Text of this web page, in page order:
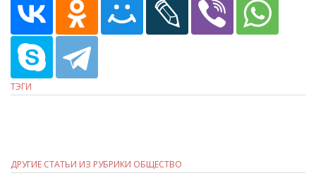
ТЭГИ
ДРУГИЕ СТАТЬИ ИЗ РУБРИКИ ОБЩЕСТВО